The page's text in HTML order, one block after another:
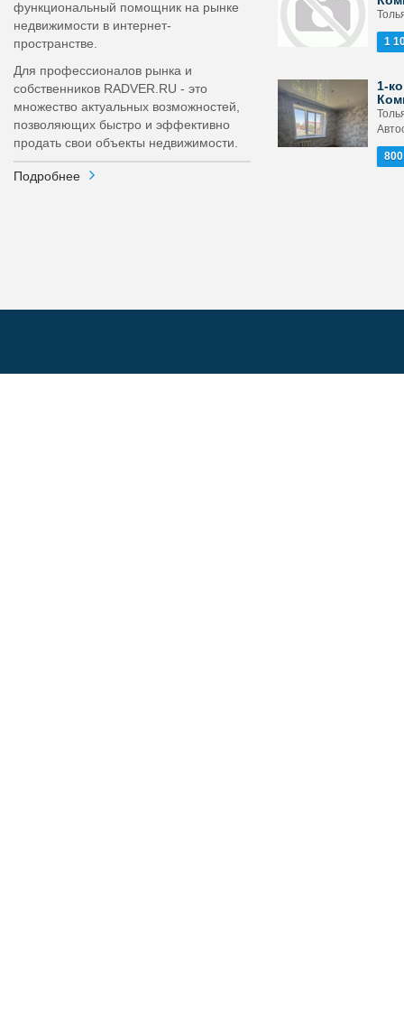
функциональный помощник на рынке
недвижимости в интернет-
пространстве.
Для профессионалов рынка и
собственников RADVER.RU - это
множество актуальных возможностей,
позволяющих быстро и эффективно
продать свои объекты недвижимости.
Подробнее
1
1-